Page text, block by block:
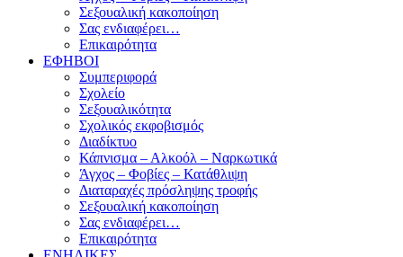
Σεξουαλική κακοποίηση
Σας ενδιαφέρει…
Επικαιρότητα
ΕΦΗΒΟΙ
Συμπεριφορά
Σχολείο
Σεξουαλικότητα
Σχολικός εκφοβισμός
Διαδίκτυο
Κάπνισμα – Αλκοόλ – Ναρκωτικά
Άγχος – Φοβίες – Κατάθλιψη
Διαταραχές πρόσληψης τροφής
Σεξουαλική κακοποίηση
Σας ενδιαφέρει…
Επικαιρότητα